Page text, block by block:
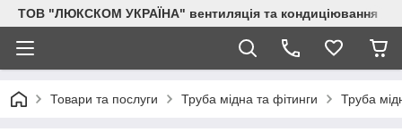
ТОВ "ЛЮКСКОМ УКРАЇНА" вентиляція та кондиціювання
Товари та послуги Труба мідна та фітинги Труба